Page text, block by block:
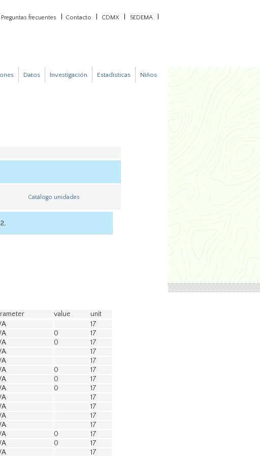
Preguntas frecuentes Contacto CDMX SEDEMA
Datos Investigación Estadísticas Niños
Catálogo unidades
value
unit
17
0
17
0
17
17
17
0
17
0
17
0
17
17
17
17
17
0
17
0
17
17